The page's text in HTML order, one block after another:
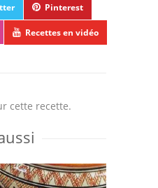
Pinterest
Recettes en vidéo
cette recette.